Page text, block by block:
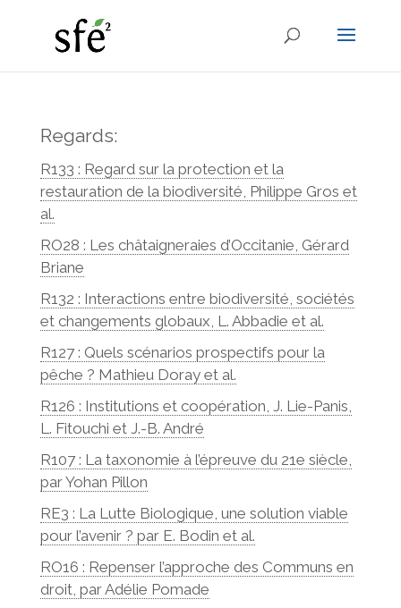
Regards:
R133 : Regard sur la protection et la
restauration de la biodiversité, Philippe Gros et
al.
RO28 : Les châtaigneraies d’Occitanie, Gérard
Briane
R132 : Interactions entre biodiversité, sociétés
et changements globaux, L. Abbadie et al.
R127 : Quels scénarios prospectifs pour la
pêche ? Mathieu Doray et al.
R126 : Institutions et coopération, J. Lie-Panis,
L. Fitouchi et J.-B. André
R107 : La taxonomie à l’épreuve du 21e siècle,
par Yohan Pillon
RE3 : La Lutte Biologique, une solution viable
pour l’avenir ? par E. Bodin et al.
RO16 : Repenser l’approche des Communs en
droit, par Adélie Pomade